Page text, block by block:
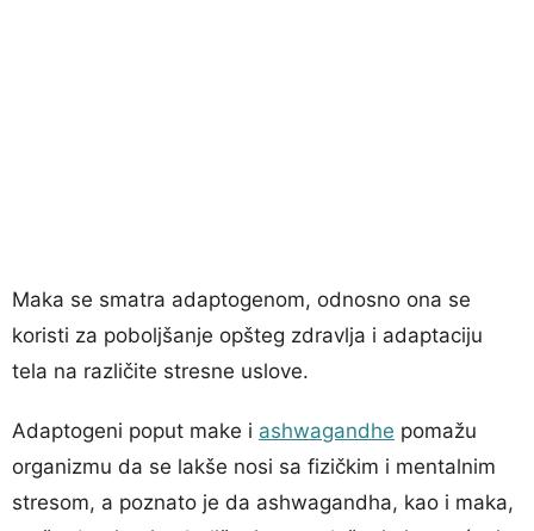
Maka se smatra adaptogenom, odnosno ona se
koristi za poboljšanje opšteg zdravlja i adaptaciju
tela na različite stresne uslove.
Adaptogeni poput make i ashwagandhe pomažu
organizmu da se lakše nosi sa fizičkim i mentalnim
stresom, a poznato je da ashwagandha, kao i maka,